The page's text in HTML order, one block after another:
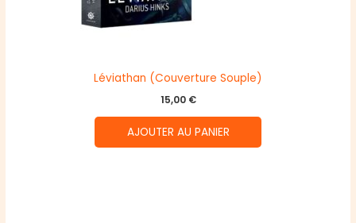
Léviathan (Couverture Souple)
15,00 €
AJOUTER AU PANIER